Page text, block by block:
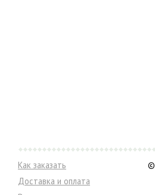
Как заказать
Доставка и оплата
©